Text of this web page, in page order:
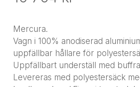
Mercura.
Vagn i 100% anodiserad
uppfällbar hållare för
Uppfällbart underställ med
Levereras med polyestersäck